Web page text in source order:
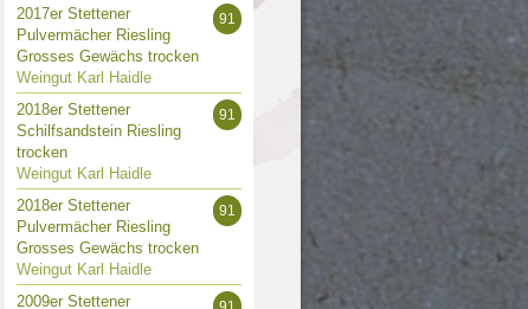
91
2017er Stettener
Pulvermächer Riesling
Grosses Gewächs trocken
Weingut Karl Haidle
91
2018er Stettener
Schilfsandstein Riesling
trocken
Weingut Karl Haidle
91
2018er Stettener
Pulvermächer Riesling
Grosses Gewächs trocken
Weingut Karl Haidle
2009er Stettener